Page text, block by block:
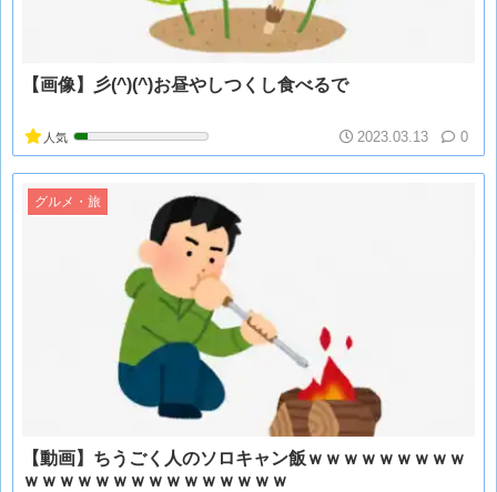
【画像】彡(^)(^)お昼やしつくし食べるで
人気 2023.03.13 0
グルメ・旅
【動画】ちうごく人のソロキャン飯ｗｗｗｗｗｗｗｗｗ
ｗｗｗｗｗｗｗｗｗｗｗｗｗｗｗ